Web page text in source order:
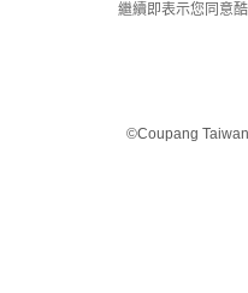
繼續即表示您同意
©Coupang